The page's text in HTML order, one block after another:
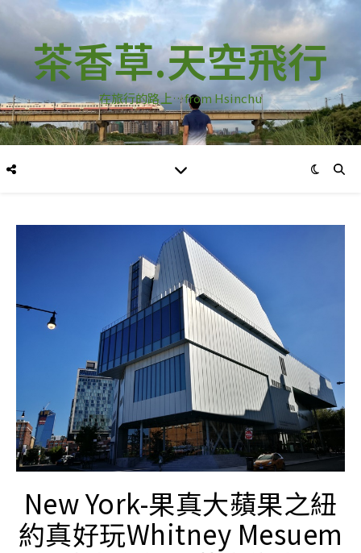
茶香草.天空飛行
在旅行的路上…from Hsinchu
New York-果真大蘋果之紐
約真好玩Whitney Mesuem